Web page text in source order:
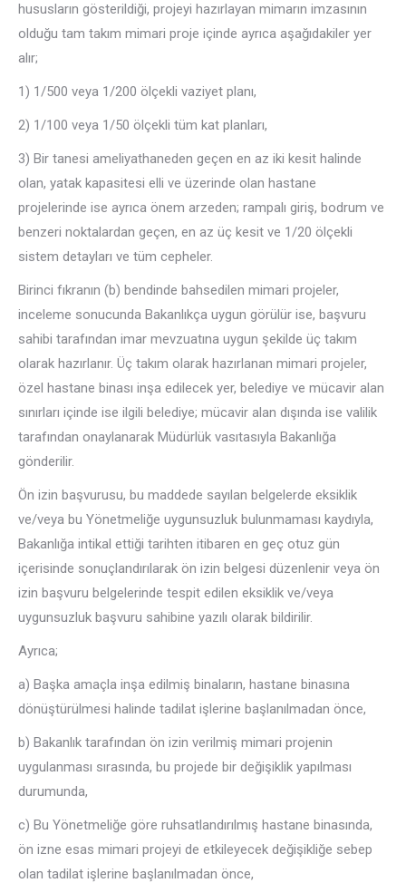
hususların gösterildiği, projeyi hazırlayan mimarın imzasının
olduğu tam takım mimari proje içinde ayrıca aşağıdakiler yer
alır;
1) 1/500 veya 1/200 ölçekli vaziyet planı,
2) 1/100 veya 1/50 ölçekli tüm kat planları,
3) Bir tanesi ameliyathaneden geçen en az iki kesit halinde
olan, yatak kapasitesi elli ve üzerinde olan hastane
projelerinde ise ayrıca önem arzeden; rampalı giriş, bodrum ve
benzeri noktalardan geçen, en az üç kesit ve 1/20 ölçekli
sistem detayları ve tüm cepheler.
Birinci fıkranın (b) bendinde bahsedilen mimari projeler,
inceleme sonucunda Bakanlıkça uygun görülür ise, başvuru
sahibi tarafından imar mevzuatına uygun şekilde üç takım
olarak hazırlanır. Üç takım olarak hazırlanan mimari projeler,
özel hastane binası inşa edilecek yer, belediye ve mücavir alan
sınırları içinde ise ilgili belediye; mücavir alan dışında ise valilik
tarafından onaylanarak Müdürlük vasıtasıyla Bakanlığa
gönderilir.
Ön izin başvurusu, bu maddede sayılan belgelerde eksiklik
ve/veya bu Yönetmeliğe uygunsuzluk bulunmaması kaydıyla,
Bakanlığa intikal ettiği tarihten itibaren en geç otuz gün
içerisinde sonuçlandırılarak ön izin belgesi düzenlenir veya ön
izin başvuru belgelerinde tespit edilen eksiklik ve/veya
uygunsuzluk başvuru sahibine yazılı olarak bildirilir.
Ayrıca;
a) Başka amaçla inşa edilmiş binaların, hastane binasına
dönüştürülmesi halinde tadilat işlerine başlanılmadan önce,
b) Bakanlık tarafından ön izin verilmiş mimari projenin
uygulanması sırasında, bu projede bir değişiklik yapılması
durumunda,
c) Bu Yönetmeliğe göre ruhsatlandırılmış hastane binasında,
ön izne esas mimari projeyi de etkileyecek değişikliğe sebep
olan tadilat işlerine başlanılmadan önce,